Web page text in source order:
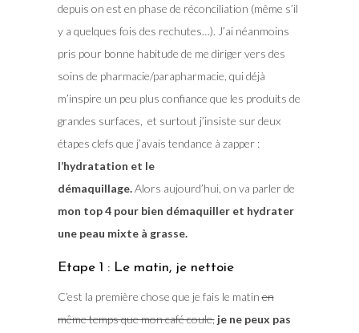
depuis on est en phase de réconciliation (même s’il
y a quelques fois des rechutes…). J’ai néanmoins
pris pour bonne habitude de me diriger vers des
soins de pharmacie/parapharmacie, qui déjà
m’inspire un peu plus confiance que les produits de
grandes surfaces, et surtout j’insiste sur deux
étapes clefs que j’avais tendance à zapper :
l’hydratation et le
démaquillage.Alors aujourd’hui, on va parler de
mon top 4 pour bien démaquiller et hydrater
une peau mixte à grasse.
Etape 1 : Le matin, je nettoie
C’est la première chose que je fais le matinen
même temps que mon café coule, je ne peux pas